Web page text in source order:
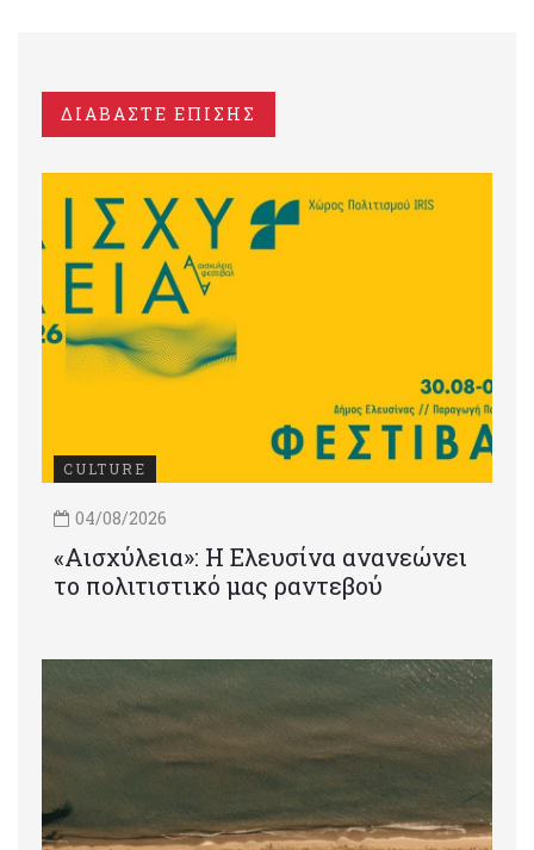
ΔΙΑΒΑΣΤΕ ΕΠΙΣΗΣ
CULTURE
04/08/2026
«Αισχύλεια»: Η Ελευσίνα ανανεώνει
το πολιτιστικό μας ραντεβού